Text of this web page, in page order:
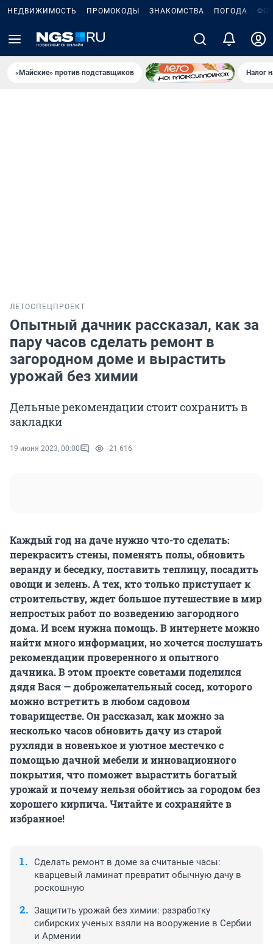
НЕДВИЖИМОСТЬ ПРОМОКОДЫ ЗНАКОМСТВА ПОГОДА
«Майские» против подставщиков Налог
ЛЕТОСПЕЦПРОЕКТ
Опытный дачник рассказал, как за
пару часов сделать ремонт в
загородном доме и вырастить
урожай без химии
Дельные рекомендации стоит сохранить в
закладки
19 июня 2023, 00:00 21 616
Каждый год на даче нужно что-то сделать:
перекрасить стены, поменять полы, обновить
веранду и беседку, поставить теплицу, посадить
овощи и зелень. А тех, кто только приступает к
строительству, ждет большое путешествие в мир
непростых работ по возведению загородного
дома. И всем нужна помощь. В интернете можно
найти много информации, но хочется послушать
рекомендации проверенного и опытного
дачника. В этом проекте советами поделился
дядя Вася — доброжелательный сосед, которого
можно встретить в любом садовом
товариществе. Он рассказал, как можно за
несколько часов обновить дачу из старой
рухляди в новенькое и уютное местечко с
помощью дачной мебели и инновационного
покрытия, что поможет вырастить богатый
урожай и почему нельзя обойтись за городом без
хорошего кирпича. Читайте и сохраняйте в
избранное!
Сделать ремонт в доме за считаные часы:
кварцевый ламинат превратит обычную дачу в
роскошную
Защитить урожай без химии: разработку
сибирских ученых взяли на вооружение в Сербии
и Армении